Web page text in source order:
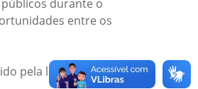
durante o
entre os
pela legislação